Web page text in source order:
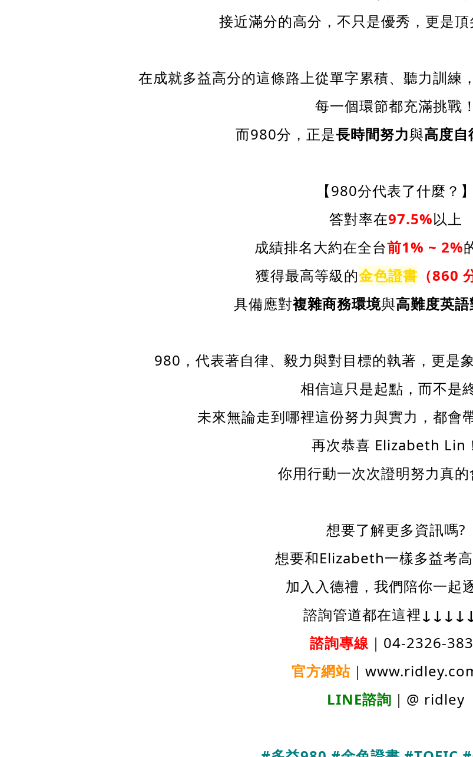
接近滿分的高分，不只是優秀，更是頂
在成就多益高分的這條路上從單字累積、聽力訓練
每一個環節都充滿挑戰！
而980分，正是長時間努力與高度自
【980分代表了什麼？】
答對率在97.5%以上
成績排名大約在全台前1% ~ 2%
獲得最高等級的金色證書 （860
具備應對複雜商務環境與高難度英
980，代表著自律、毅力與對目標的執著，更是
相信這只是起點，而不是
未來無論走到哪裡這份努力與實力，都會
再次恭喜 Elizabeth Lin
你用行動一次次證明努力真的
想要了解更多資訊嗎?
想要和Elizabeth一樣多益考
加入入德禮，我們陪你一起
諮詢管道都在這裡
諮詢專線｜04-2326-
官方網站｜
LINE諮詢 ｜@ ridley